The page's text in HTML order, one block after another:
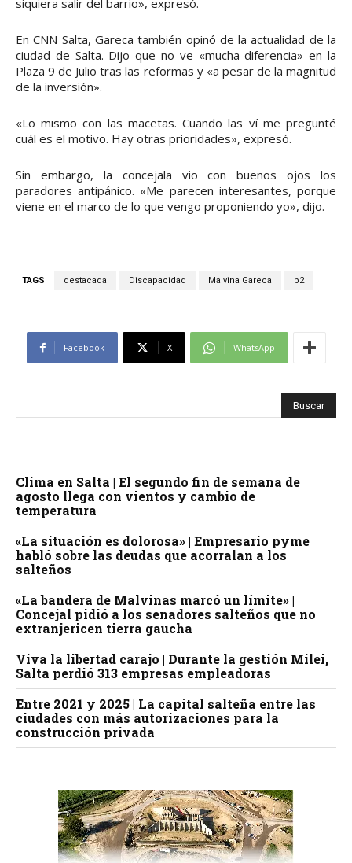
siquiera salir del barrio», expresó.
En CNN Salta, Gareca también opinó de la actualidad de la
ciudad de Salta. Dijo que no ve «mucha diferencia» en la
Plaza 9 de Julio tras las reformas y «a pesar de la magnitud
de la inversión».
«Lo mismo con las macetas. Cuando las ví me pregunté
cuál es el motivo. Hay otras prioridades», expresó.
Sin embargo, la concejala vio con buenos ojos los
paradores antipánico. «Me parecen interesantes, porque
viene en el marco de lo que vengo proponiendo yo», dijo.
TAGS destacada Discapacidad Malvina Gareca p2
Facebook X WhatsApp
Clima en Salta | El segundo fin de semana de
agosto llega con vientos y cambio de
temperatura
«La situación es dolorosa» | Empresario pyme
habló sobre las deudas que acorralan a los
salteños
«La bandera de Malvinas marcó un límite» |
Concejal pidió a los senadores salteños que no
extranjericen tierra gaucha
Viva la libertad carajo | Durante la gestión Milei,
Salta perdió 313 empresas empleadoras
Entre 2021 y 2025 | La capital salteña entre las
ciudades con más autorizaciones para la
construcción privada